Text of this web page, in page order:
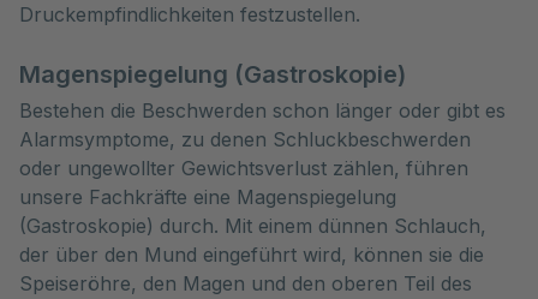
Druckempfindlichkeiten festzustellen.
Magenspiegelung (Gastroskopie)
Bestehen die Beschwerden schon länger oder gibt es
Alarmsymptome, zu denen Schluckbeschwerden
oder ungewollter Gewichtsverlust zählen, führen
unsere Fachkräfte eine Magenspiegelung
(Gastroskopie) durch. Mit einem dünnen Schlauch,
der über den Mund eingeführt wird, können sie die
Speiseröhre, den Magen und den oberen Teil des